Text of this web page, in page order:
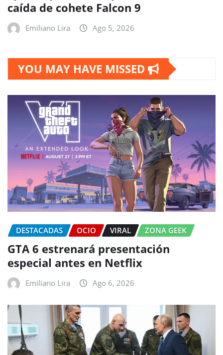
caída de cohete Falcon 9
Emiliano Lira Ago 5, 2026
YOU MAY HAVE MISSED
DESTACADAS OCIO VIRAL ZONA GEEK
GTA 6 estrenará presentación
especial antes en Netflix
Emiliano Lira Ago 6, 2026